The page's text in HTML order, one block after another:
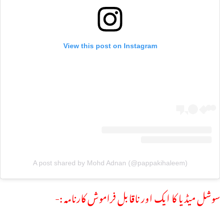
View this post on Instagram
A post shared by Mohd Adnan (@pappakihaleem)
سوشل میڈیا کا ایک اور ناقابل فراموش کارنامہ :-